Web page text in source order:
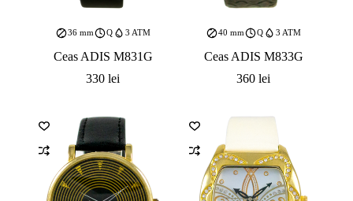
36 mm Q 3 ATM
Ceas ADIS M831G
330lei
40 mm Q 3 ATM
Ceas ADIS M833G
360lei